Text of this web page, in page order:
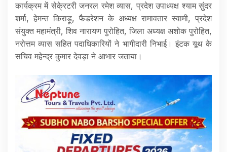
कार्यक्रम में सेके्रटरी जनरल रमेश व्यास, प्रदेश उपाध्यक्ष श्याम सुंदर
शर्मा, हेमन्त किराड़ू, फैडरेशन के अध्यक्ष रामावतार स्वामी, प्रदेश
संयुक्त महामंत्री, शिव नारायण पुरोहित, जिला अध्यक्ष अशोक पुरोहित,
नरोत्तम व्यास सहित पदाधिकारियों ने भागीदारी निभाई। इंटक यूथ के
सचिव महेन्द्र कुमार देवड़ा ने आभार जताया।